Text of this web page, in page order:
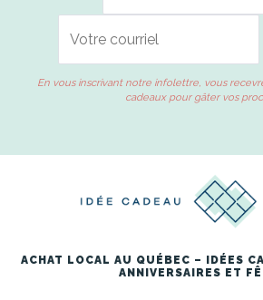
En vous inscrivant notre infolettre, vous
cadeaux pour gâter vos
ACHAT LOCAL AU QUÉBEC – IDÉES
ANNIVERSAIRES ET